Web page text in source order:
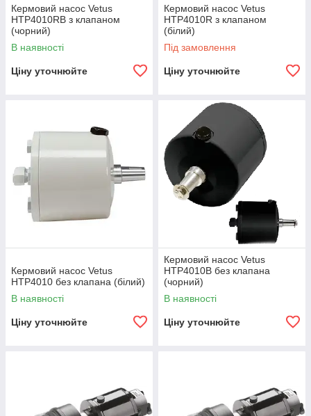
Кермовий насос Vetus
HTP4010RB з клапаном
(чорний)
В наявності
Ціну уточнюйте
Кермовий насос Vetus
HTP4010R з клапаном
(білий)
Під замовлення
Ціну уточнюйте
Кермовий насос Vetus
HTP4010 без клапана (білий)
В наявності
Ціну уточнюйте
Кермовий насос Vetus
HTP4010B без клапана
(чорний)
В наявності
Ціну уточнюйте